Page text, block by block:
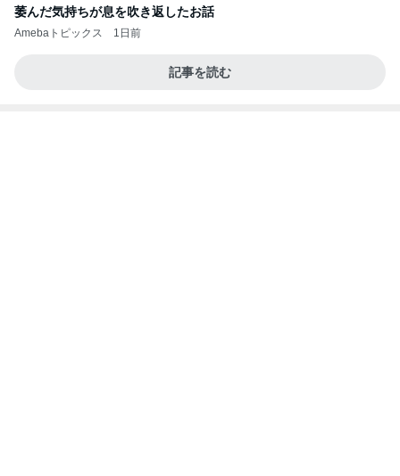
萎んだ気持ちが息を吹き返したお話
Amebaトピックス 1日前
記事を読む